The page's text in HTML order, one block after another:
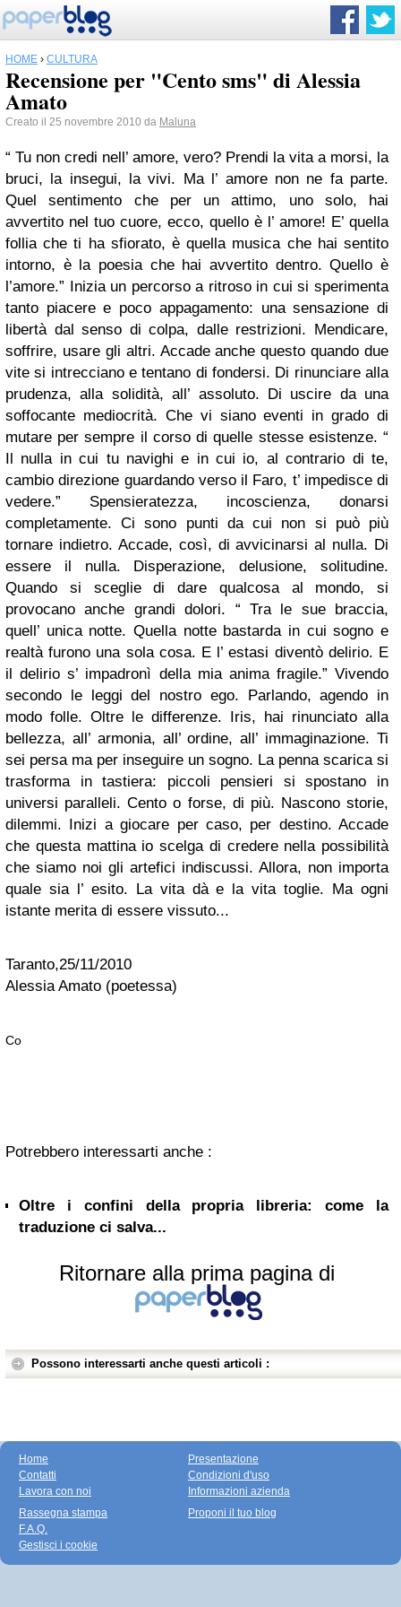
HOME › CULTURA
Recensione per "Cento sms" di Alessia
Amato
Creato il 25 novembre 2010 da Maluna
“ Tu non credi nell’ amore, vero? Prendi la vita a morsi, la
bruci, la insegui, la vivi. Ma l’ amore non ne fa parte.
Quel sentimento che per un attimo, uno solo, hai
avvertito nel tuo cuore, ecco, quello è l’ amore! E’ quella
follia che ti ha sfiorato, è quella musica che hai sentito
intorno, è la poesia che hai avvertito dentro. Quello è
l’amore.” Inizia un percorso a ritroso in cui si sperimenta
tanto piacere e poco appagamento: una sensazione di
libertà dal senso di colpa, dalle restrizioni. Mendicare,
soffrire, usare gli altri. Accade anche questo quando due
vite si intrecciano e tentano di fondersi. Di rinunciare alla
prudenza, alla solidità, all’ assoluto. Di uscire da una
soffocante mediocrità. Che vi siano eventi in grado di
mutare per sempre il corso di quelle stesse esistenze. “
Il nulla in cui tu navighi e in cui io, al contrario di te,
cambio direzione guardando verso il Faro, t’ impedisce di
vedere.” Spensieratezza, incoscienza, donarsi
completamente. Ci sono punti da cui non si può più
tornare indietro. Accade, così, di avvicinarsi al nulla. Di
essere il nulla. Disperazione, delusione, solitudine.
Quando si sceglie di dare qualcosa al mondo, si
provocano anche grandi dolori. “ Tra le sue braccia,
quell’ unica notte. Quella notte bastarda in cui sogno e
realtà furono una sola cosa. E l’ estasi diventò delirio. E
il delirio s’ impadronì della mia anima fragile.” Vivendo
secondo le leggi del nostro ego. Parlando, agendo in
modo folle. Oltre le differenze. Iris, hai rinunciato alla
bellezza, all’ armonia, all’ ordine, all’ immaginazione. Ti
sei persa ma per inseguire un sogno. La penna scarica si
trasforma in tastiera: piccoli pensieri si spostano in
universi paralleli. Cento o forse, di più. Nascono storie,
dilemmi. Inizi a giocare per caso, per destino. Accade
che questa mattina io scelga di credere nella possibilità
che siamo noi gli artefici indiscussi. Allora, non importa
quale sia l’ esito. La vita dà e la vita toglie. Ma ogni
istante merita di essere vissuto...
Taranto,25/11/2010
Alessia Amato (poetessa)
Co
Potrebbero interessarti anche :
Oltre i confini della propria libreria: come la
traduzione ci salva...
Ritornare alla prima pagina di
Possono interessarti anche questi articoli :
Home
Contatti
Lavora con noi
Presentazione
Condizioni d'uso
Informazioni azienda
Rassegna stampa
F.A.Q.
Gestisci i cookie
Proponi il tuo blog